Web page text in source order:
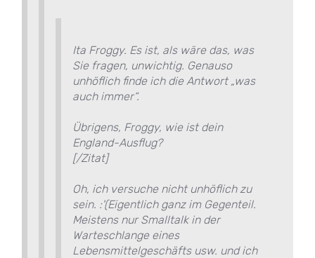
Ita Froggy. Es ist, als wäre das, was
Sie fragen, unwichtig. Genauso
unhöflich finde ich die Antwort „was
auch immer“.
Übrigens, Froggy, wie ist dein
England-Ausflug?
[/Zitat]
Oh, ich versuche nicht unhöflich zu
sein. :'(Eigentlich ganz im Gegenteil.
Meistens nur Smalltalk in der
Warteschlange eines
Lebensmittelgeschäfts usw. und ich